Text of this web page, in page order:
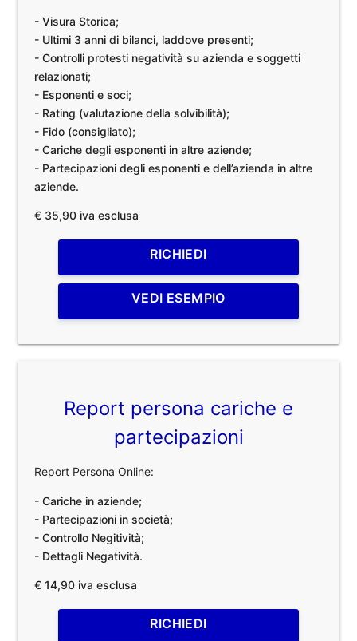
- Visura Storica;
- Ultimi 3 anni di bilanci, laddove presenti;
- Controlli protesti negatività su azienda e soggetti
relazionati;
- Esponenti e soci;
- Rating (valutazione della solvibilità);
- Fido (consigliato);
- Cariche degli esponenti in altre aziende;
- Partecipazioni degli esponenti e dell’azienda in altre
aziende.
€ 35,90 iva esclusa
RICHIEDI
VEDI ESEMPIO
Report persona cariche e
partecipazioni
Report Persona Online:
- Cariche in aziende;
- Partecipazioni in società;
- Controllo Negitività;
- Dettagli Negatività.
€ 14,90 iva esclusa
RICHIEDI